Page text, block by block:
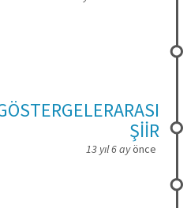
ŞİİR
13 yıl 6 ayönce